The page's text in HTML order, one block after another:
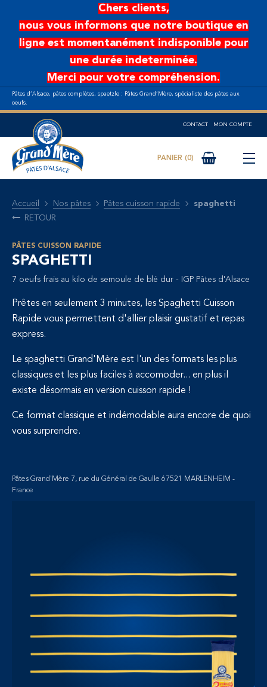
Aller au contenu principalChers clients,
nous vous informons que notre boutique en
ligne est momentanément indisponible pour
une durée indeterminée.
Merci pour votre compréhension.
Pâtes d’Alsace, pâtes complètes, spaetzle : Pâtes Grand’Mère, spécialiste des pâtes aux
oeufs.
CONTACT MON COMPTE
0
Accueil Nos pâtes Pâtes cuisson rapide
spaghetti
RETOUR
PÂTES CUISSON RAPIDE
SPAGHETTI
7 oeufs frais au kilo de semoule de blé dur - IGP Pâtes d'Alsace
Prêtes en seulement 3 minutes, les Spaghetti Cuisson
Rapide vous permettent d'allier plaisir gustatif et repas
express.
Le spaghetti Grand'Mère est l'un des formats les plus
classiques et les plus faciles à accomoder... en plus il
existe désormais en version cuisson rapide !
Ce format classique et indémodable aura encore de quoi
vous surprendre.
Pâtes Grand'Mère 7, rue du Général de Gaulle 67521 MARLENHEIM -
France